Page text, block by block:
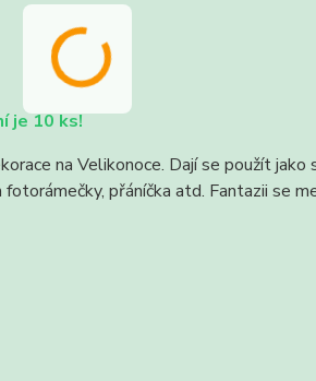
je 10 ks!
na Velikonoce. Dají se použít
přáníčka atd. Fantazii se